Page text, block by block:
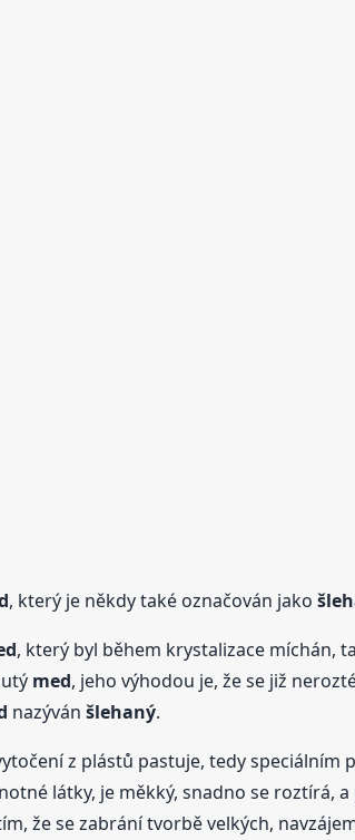
, který je někdy také označován jako
, který byl během krystalizace míchán,
med, jeho výhodou je, že se již
nazýván šlehaný.
z plástů pastuje, tedy
látky, je měkký, snadno se roztírá,
že se zabrání tvorbě velkých,